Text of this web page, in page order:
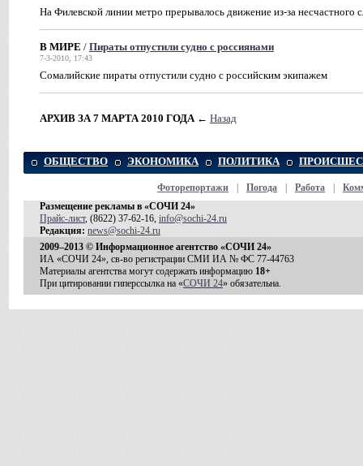
На Филевской линии метро прерывалось движение из-за несчастного
В МИРЕ / Пираты отпустили судно с россиянами
7-3-2010, 17:43
Сомалийские пираты отпустили судно с российским экипажем
АРХИВ ЗА 7 МАРТА 2010 ГОДА ← Назад
ОБЩЕСТВО ЭКОНОМИКА ПОЛИТИКА
Фоторепортажи Погода Работа
Размещение рекламы в «СОЧИ 24»
Прайс-лист, (8622) 37-62-16, info@sochi-24.ru
Редакция: news@sochi-24.ru
2009–2013 © Информационное агентство «СОЧИ 24»
ИА «СОЧИ 24», св-во регистрации СМИ ИА № ФС 77-44763
Материалы агентства могут содержать информацию 18+
При цитировании гиперссылка на «СОЧИ 24» обязательна.